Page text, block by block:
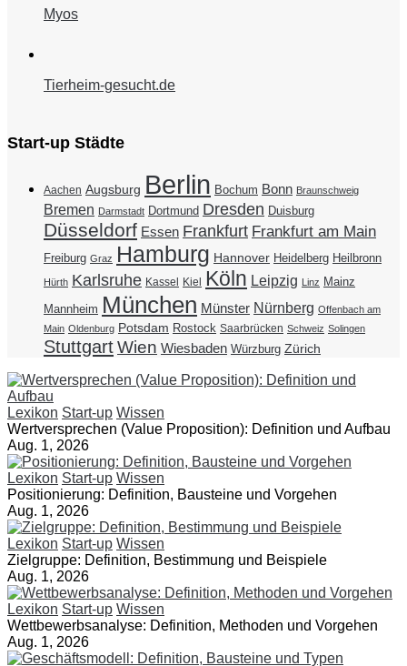
Myos
Tierheim-gesucht.de
Start-up Städte
Aachen Augsburg Berlin Bochum Bonn Braunschweig
Bremen Darmstadt Dortmund Dresden Duisburg
Düsseldorf Essen Frankfurt Frankfurt am Main
Freiburg Graz Hamburg Hannover Heidelberg Heilbronn
Hürth Karlsruhe Kassel Kiel Köln Leipzig Linz Mainz
Mannheim München Münster Nürnberg Offenbach am
Main Oldenburg Potsdam Rostock Saarbrücken Schweiz Solingen
StuttgartWien Wiesbaden Würzburg Zürich
Lexikon Start-up Wissen
Wertversprechen (Value Proposition): Definition und Aufbau
Aug. 1, 2026
Lexikon Start-up Wissen
Positionierung: Definition, Bausteine und Vorgehen
Aug. 1, 2026
Lexikon Start-up Wissen
Zielgruppe: Definition, Bestimmung und Beispiele
Aug. 1, 2026
Lexikon Start-up Wissen
Wettbewerbsanalyse: Definition, Methoden und Vorgehen
Aug. 1, 2026